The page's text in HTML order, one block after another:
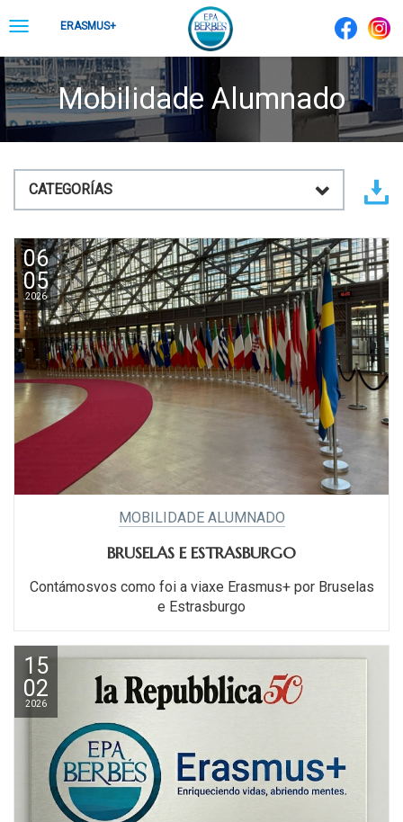
to ToggleERASMUS+
Mobilidade Alumnado
CATEGORÍAS
06
05
2026
MOBILIDADE ALUMNADO
BRUSELAS E ESTRASBURGO
Contámosvos como foi a viaxe Erasmus+ por Bruselas
e Estrasburgo
15
02
2026